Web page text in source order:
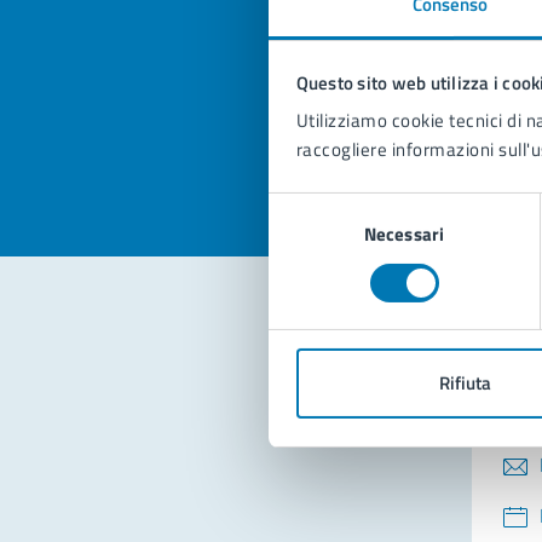
Questo sito web utilizza i
Utilizziamo cookie tecnici di
raccogliere informazioni
consenso
Necessari
Rifiuta